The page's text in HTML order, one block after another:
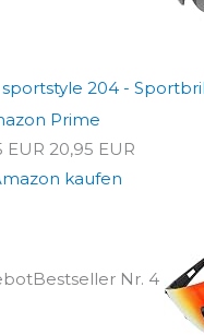
204 -
EUR 20,95 EUR
kaufen
Bestseller Nr. 4